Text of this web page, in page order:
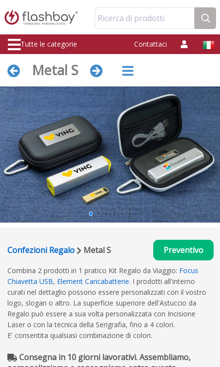
Ricerca di prodotti
Tutte le categorie Contattaci
Metal S
Confezioni Regalo Metal S Preventivo
Combina 2 prodotti in 1 pratico Kit Regalo da Viaggio: Focus
Chiavetta USB, Element Caricabatterie. I prodotti all'interno
curati nel dettaglio possono essere personalizzati con il vostro
logo, slogan o altro. La superficie superiore dell'Astuccio da
Regalo può essere a sua volta personalizzata con Incisione
Laser o con la tecnica della Serigrafia, fino a 4 colori.
E' consentita qualsiasi combinazione di colori.
Consegna in 10 giorni lavorativi. Assembliamo,